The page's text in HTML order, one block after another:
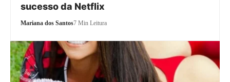
sucesso da Netflix
Mariana dos Santos7 Min Leitura